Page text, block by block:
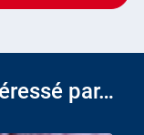
par…